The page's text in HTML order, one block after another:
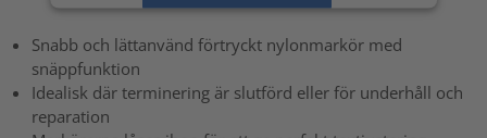
Snabb och lättanvänd förtryckt nylonmarkör med
snäppfunktion
Idealisk där terminering är slutförd eller för underhåll och
reparation